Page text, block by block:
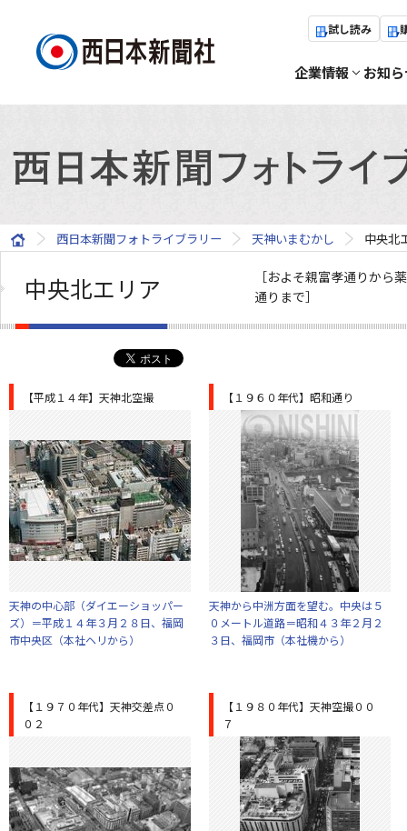
試し読み
企業情報 お知
西日本新聞フォトライブラリー 天神いまむかし 中央北
中央北エリア
［およそ親富孝通りから
通りまで］
【平成１４年】天神北空撮
天神の中心部（ダイエーショッパー
ズ）＝平成１４年３月２８日、福岡
市中央区（本社ヘリから）
【１９６０年代】昭和通り
天神から中洲方面を望む。中央は５
０メートル道路＝昭和４３年２月２
３日、福岡市（本社機から）
【１９７０年代】天神交差点０
０２
【１９８０年代】天神空撮００
７